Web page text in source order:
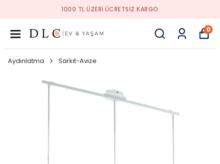
1000 TL ÜZERI ÜCRETSIZ KARGO
0
Aydınlatma Sarkıt-Avize